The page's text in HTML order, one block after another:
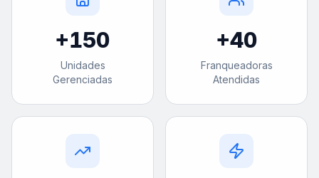
+150
Unidades
Gerenciadas
+40
Franqueadoras
Atendidas